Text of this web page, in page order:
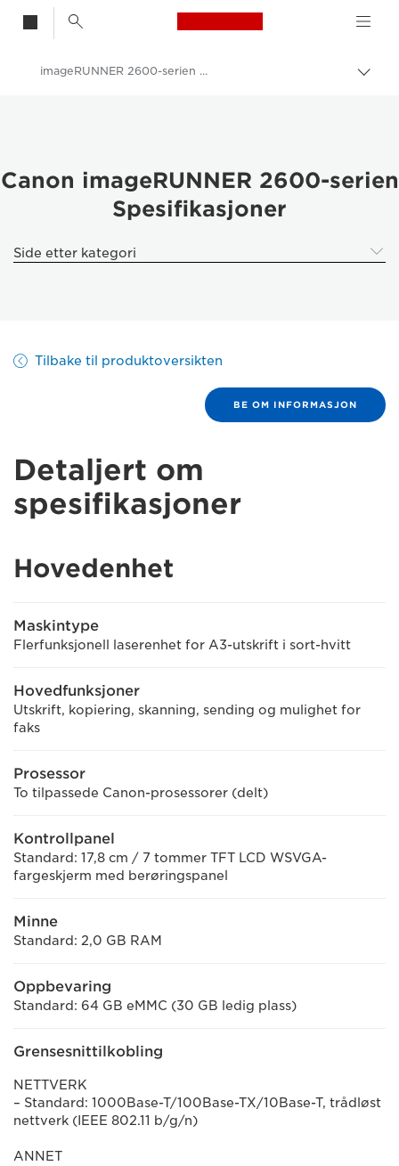
Canon Logo, back
Produkter og løsninger
Skrivere og faksmaskiner til bedrifter
imageRUNNER 2600-serien – spesifikasjoner
Canon imageRUNNER 2600-serien
Spesifikasjoner
Side etter kategori
Tilbake til produktoversikten
BE OM INFORMASJON
Detaljert om
spesifikasjoner
Hovedenhet
Maskintype
Flerfunksjonell laserenhet for A3-utskrift i sort-hvitt
Hovedfunksjoner
Utskrift, kopiering, skanning, sending og mulighet for
faks
Prosessor
To tilpassede Canon-prosessorer (delt)
Kontrollpanel
Standard: 17,8 cm / 7 tommer TFT LCD WSVGA-
fargeskjerm med berøringspanel
Minne
Standard: 2,0 GB RAM
Oppbevaring
Standard: 64 GB eMMC (30 GB ledig plass)
Grensesnittilkobling
NETTVERK
– Standard: 1000Base-T/100Base-TX/10Base-T, trådløst
nettverk (IEEE 802.11 b/g/n)
ANNET